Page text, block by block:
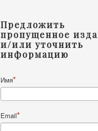
Предложить
пропущенное
и/или уточнить
информацию
Имя
Email